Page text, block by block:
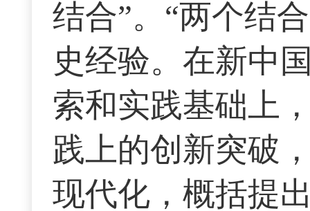
结合”。“两个结
史经验。在新中
索和实践基础上
践上的创新突破
现代化，概括提